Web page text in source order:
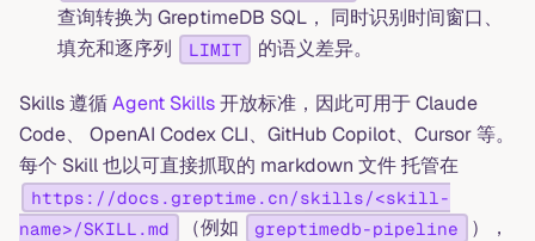
查询转换为 GreptimeDB SQL， 同时识别时间窗口、
填充和逐序列
LIMIT 的语义差异。
Skills 遵循Agent Skills开放标准，因此可用于 Claude
Code、 OpenAI Codex CLI、GitHub Copilot、Cursor 等。
每个 Skill 也以可直接抓取的 markdown 文件 托管在
https://docs.greptime.cn/skills/<skill-
name>/SKILL.md
（例如 greptimedb-pipeline
），